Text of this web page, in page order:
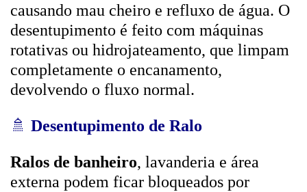
causando mau cheiro e refluxo de água. O
desentupimento é feito com máquinas
rotativas ou hidrojateamento, que limpam
completamente o encanamento,
devolvendo o fluxo normal.
🚿 Desentupimento de Ralo
Ralos de banheiro, lavanderia e área
externa podem ficar bloqueados por